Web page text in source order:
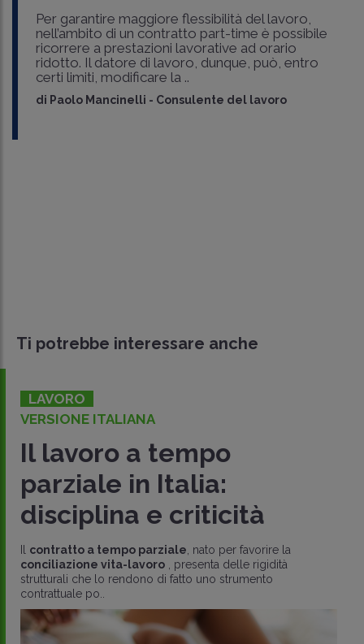
Per garantire maggiore flessibilità del lavoro,
nell’ambito di un contratto part-time è possibile
ricorrere a prestazioni lavorative ad orario
ridotto. Il datore di lavoro, dunque, può, entro
certi limiti, modificare la ..
di Paolo Mancinelli - Consulente del lavoro
Ti potrebbe interessare anche
LAVORO
VERSIONE ITALIANA
Il lavoro a tempo
parziale in Italia:
disciplina e criticità
Il contratto a tempo parziale, nato per favorire la
conciliazione vita-lavoro , presenta delle rigidità
strutturali che lo rendono di fatto uno strumento
contrattuale po..